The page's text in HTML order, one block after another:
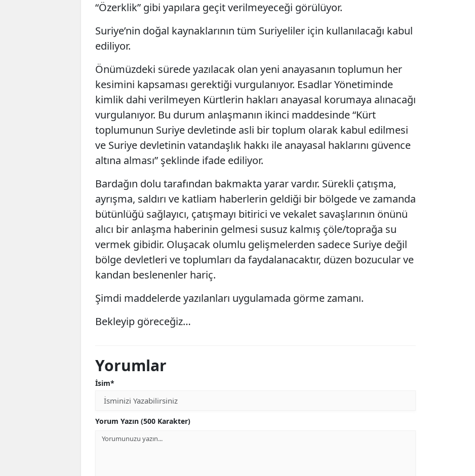
“Özerklik” gibi yapılara geçit verilmeyeceği görülüyor.
Suriye’nin doğal kaynaklarının tüm Suriyeliler için kullanılacağı kabul
ediliyor.
Önümüzdeki sürede yazılacak olan yeni anayasanın toplumun her
kesimini kapsaması gerektiği vurgulanıyor. Esadlar Yönetiminde
kimlik dahi verilmeyen Kürtlerin hakları anayasal korumaya alınacağı
vurgulanıyor. Bu durum anlaşmanın ikinci maddesinde “Kürt
toplumunun Suriye devletinde asli bir toplum olarak kabul edilmesi
ve Suriye devletinin vatandaşlık hakkı ile anayasal haklarını güvence
altına alması” şeklinde ifade ediliyor.
Bardağın dolu tarafından bakmakta yarar vardır. Sürekli çatışma,
ayrışma, saldırı ve katliam haberlerin geldiği bir bölgede ve zamanda
bütünlüğü sağlayıcı, çatışmayı bitirici ve vekalet savaşlarının önünü
alıcı bir anlaşma haberinin gelmesi susuz kalmış çöle/toprağa su
vermek gibidir. Oluşacak olumlu gelişmelerden sadece Suriye değil
bölge devletleri ve toplumları da faydalanacaktır, düzen bozucular ve
kandan beslenenler hariç.
Şimdi maddelerde yazılanları uygulamada görme zamanı.
Bekleyip göreceğiz…
Yorumlar
İsim*
Yorum Yazın (500 Karakter)